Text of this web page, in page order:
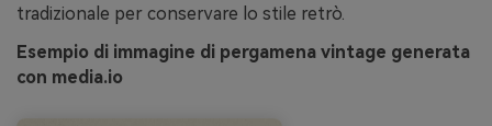
tradizionale per conservare lo stile retrò.
Esempio di immagine di pergamena vintage generata
con media.io